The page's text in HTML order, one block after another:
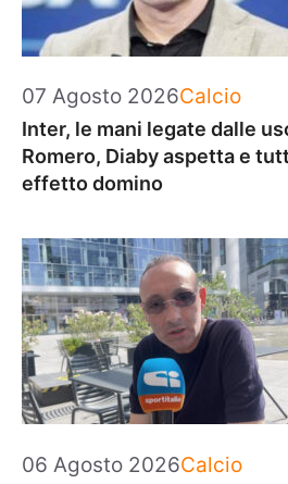
07 Agosto 2026Categorie
Calcio
Inter, le mani legate dalle
Romero, Diaby aspetta e
effetto domino
06 Agosto 2026Categorie
Calcio